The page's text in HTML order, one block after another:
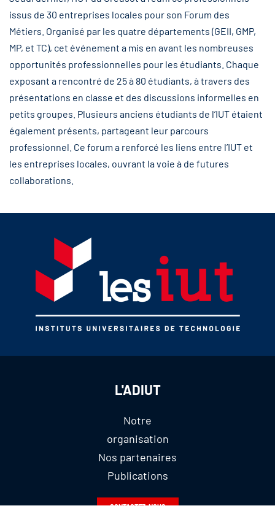
issus de 30 entreprises locales pour son Forum des
Métiers. Organisé par les quatre départements (GEII, GMP,
MP, et TC), cet événement a mis en avant les nombreuses
opportunités professionnelles pour les étudiants. Chaque
exposant a rencontré de 25 à 80 étudiants, à travers des
présentations en classe et des discussions informelles en
petits groupes. Plusieurs anciens étudiants de l’IUT étaient
également présents, partageant leur parcours
professionnel. Ce forum a renforcé les liens entre l’IUT et
les entreprises locales, ouvrant la voie à de futures
collaborations.
L'ADIUT
Notre
organisation
Nos partenaires
Publications
CONTACTEZ-NOUS